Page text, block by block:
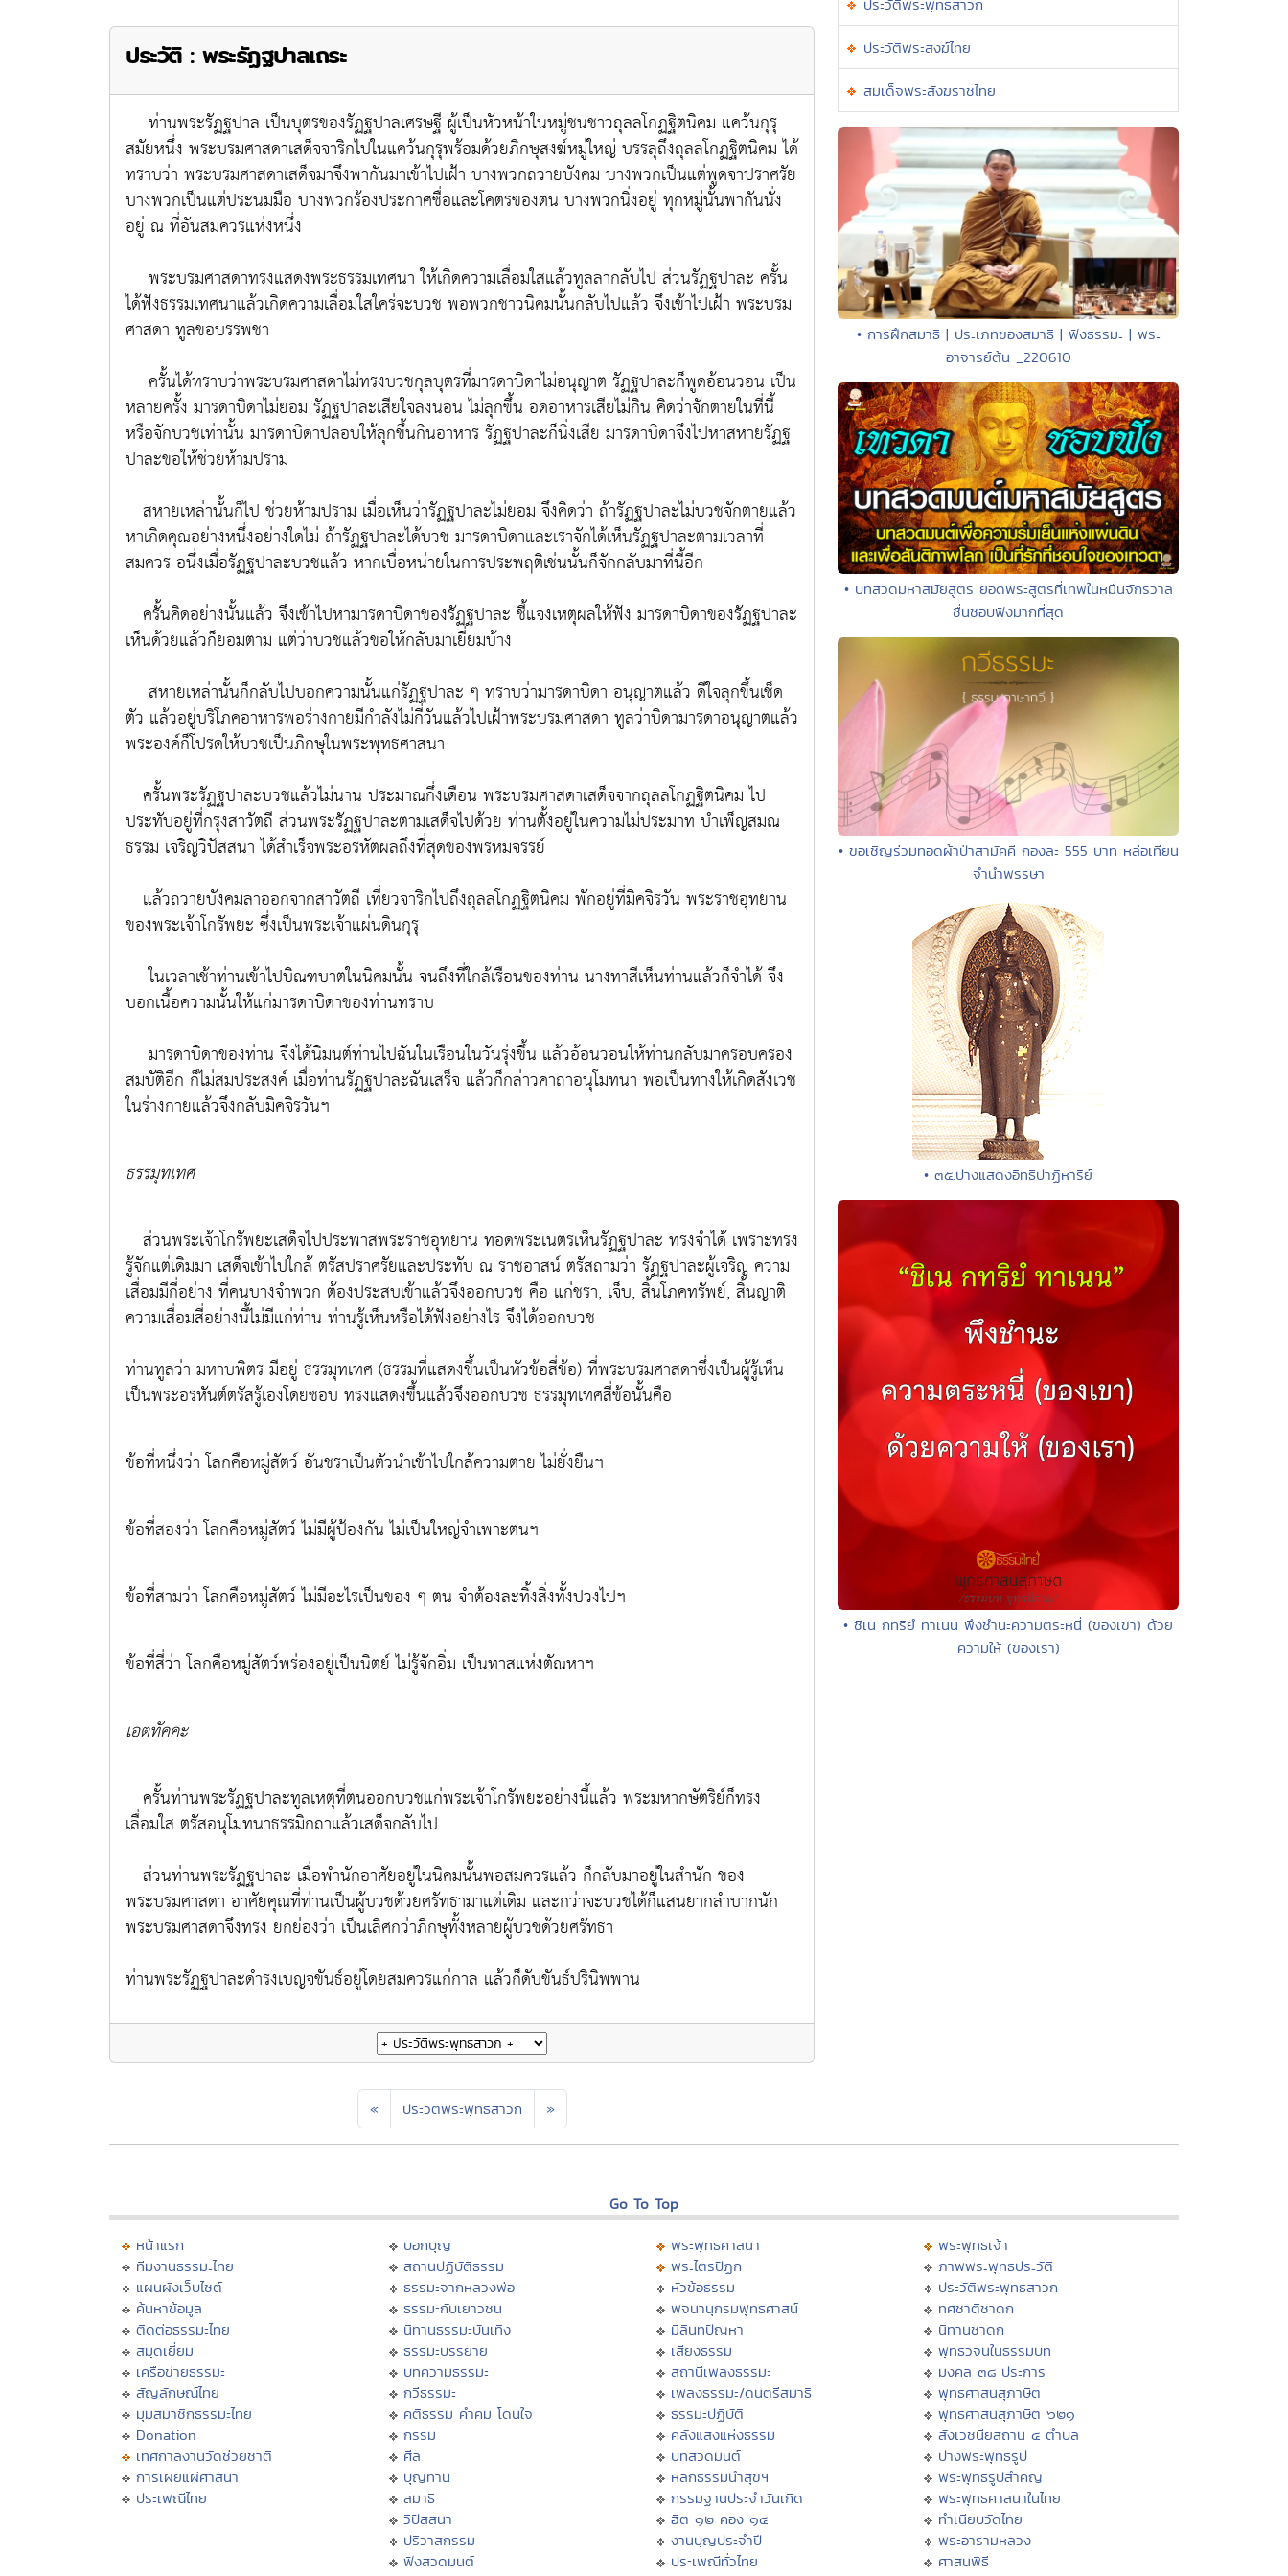
ประวัติ : พระรัฏฐปาลเถระ
ท่านพระรัฏฐปาล เป็นบุตรของรัฏฐปาลเศรษฐี ผู้เป็นหัวหน้าในหมู่ชนชาวถุลลโกฏฐิตนิคม แคว้นกุรุ
สมัยหนึ่ง พระบรมศาสดาเสด็จจาริกไปในแคว้นกุรุพร้อมด้วยภิกษุสงฆ์หมู่ใหญ่ บรรลุถึงถุลลโกฏฐิตนิคม ได้
ทราบว่า พระบรมศาสดาเสด็จมาจึงพากันมาเข้าไปเฝ้า บางพวกถวายบังคม บางพวกเป็นแต่พูดจาปราศรัย
บางพวกเป็นแต่ประนมมือ บางพวกร้องประกาศชื่อและโคตรของตน บางพวกนิ่งอยู่ ทุกหมู่นั้นพากันนั่ง
อยู่ ณ ที่อันสมควรแห่งหนึ่ง
พระบรมศาสดาทรงแสดงพระธรรมเทศนา ให้เกิดความเลื่อมใสแล้วทูลลากลับไป ส่วนรัฏฐปาละ ครั้น
ได้ฟังธรรมเทศนาแล้วเกิดความเลื่อมใสใคร่จะบวช พอพวกชาวนิคมนั้นกลับไปแล้ว จึงเข้าไปเฝ้า พระบรม
ศาสดา ทูลขอบรรพชา
ครั้นได้ทราบว่าพระบรมศาสดาไม่ทรงบวชกุลบุตรที่มารดาบิดาไม่อนุญาต รัฏฐปาละก็พูดอ้อนวอน เป็น
หลายครั้ง มารดาบิดาไม่ยอม รัฏฐปาละเสียใจลงนอน ไม่ลุกขึ้น อดอาหารเสียไม่กิน คิดว่าจักตายในที่นี้
หรือจักบวชเท่านั้น มารดาบิดาปลอบให้ลุกขึ้นกินอาหาร รัฏฐปาละก็นิ่งเสีย มารดาบิดาจึงไปหาสหายรัฏฐ
ปาละขอให้ช่วยห้ามปราม
สหายเหล่านั้นก็ไป ช่วยห้ามปราม เมื่อเห็นว่ารัฏฐปาละไม่ยอม จึงคิดว่า ถ้ารัฏฐปาละไม่บวชจักตายแล้ว
หาเกิดคุณอย่างหนึ่งอย่างใดไม่ ถ้ารัฏฐปาละได้บวช มารดาบิดาและเราจักได้เห็นรัฏฐปาละตามเวลาที่
สมควร อนึ่งเมื่อรัฏฐปาละบวชแล้ว หากเบื่อหน่ายในการประพฤติเช่นนั้นก็จักกลับมาที่นี้อีก
ครั้นคิดอย่างนั้นแล้ว จึงเข้าไปหามารดาบิดาของรัฏฐปาละ ชี้แจงเหตุผลให้ฟัง มารดาบิดาของรัฏฐปาละ
เห็นด้วยแล้วก็ยอมตาม แต่ว่าบวชแล้วขอให้กลับมาเยี่ยมบ้าง
สหายเหล่านั้นก็กลับไปบอกความนั้นแก่รัฏฐปาละ ๆ ทราบว่ามารดาบิดา อนุญาตแล้ว ดีใจลุกขึ้นเช็ด
ตัว แล้วอยู่บริโภคอาหารพอร่างกายมีกำลังไม่กี่วันแล้วไปเฝ้าพระบรมศาสดา ทูลว่าบิดามารดาอนุญาตแล้ว
พระองค์ก็โปรดให้บวชเป็นภิกษุในพระพุทธศาสนา
ครั้นพระรัฏฐปาละบวชแล้วไม่นาน ประมาณกึ่งเดือน พระบรมศาสดาเสด็จจากถุลลโกฏฐิตนิคม ไป
ประทับอยู่ที่กรุงสาวัตถี ส่วนพระรัฏฐปาละตามเสด็จไปด้วย ท่านตั้งอยู่ในความไม่ประมาท บำเพ็ญสมณ
ธรรม เจริญวิปัสสนา ได้สำเร็จพระอรหัตผลถึงที่สุดของพรหมจรรย์
แล้วถวายบังคมลาออกจากสาวัตถี เที่ยวจาริกไปถึงถุลลโกฏฐิตนิคม พักอยู่ที่มิคจิรวัน พระราชอุทยาน
ของพระเจ้าโกรัพยะ ซึ่งเป็นพระเจ้าแผ่นดินกุรุ
ในเวลาเช้าท่านเข้าไปบิณฑบาตในนิคมนั้น จนถึงที่ใกล้เรือนของท่าน นางทาสีเห็นท่านแล้วก็จำได้ จึง
บอกเนื้อความนั้นให้แก่มารดาบิดาของท่านทราบ
มารดาบิดาของท่าน จึงได้นิมนต์ท่านไปฉันในเรือนในวันรุ่งขึ้น แล้วอ้อนวอนให้ท่านกลับมาครอบครอง
สมบัติอีก ก็ไม่สมประสงค์ เมื่อท่านรัฏฐปาละฉันเสร็จ แล้วก็กล่าวคาถาอนุโมทนา พอเป็นทางให้เกิดสังเวช
ในร่างกายแล้วจึงกลับมิคจิรวันฯ
ธรรมุทเทศ
ส่วนพระเจ้าโกรัพยะเสด็จไปประพาสพระราชอุทยาน ทอดพระเนตรเห็นรัฏฐปาละ ทรงจำได้ เพราะทรง
รู้จักแต่เดิมมา เสด็จเข้าไปใกล้ ตรัสปราศรัยและประทับ ณ ราชอาสน์ ตรัสถามว่า รัฏฐปาละผู้เจริญ ความ
เสื่อมมีกี่อย่าง ที่คนบางจำพวก ต้องประสบเข้าแล้วจึงออกบวช คือ แก่ชรา, เจ็บ, สิ้นโภคทรัพย์, สิ้นญาติ
ความเสื่อมสี่อย่างนี้ไม่มีแก่ท่าน ท่านรู้เห็นหรือได้ฟังอย่างไร จึงได้ออกบวช
ท่านทูลว่า มหาบพิตร มีอยู่ ธรรมุทเทศ (ธรรมที่แสดงขึ้นเป็นหัวข้อสี่ข้อ) ที่พระบรมศาสดาซึ่งเป็นผู้รู้เห็น
เป็นพระอรหันต์ตรัสรู้เองโดยชอบ ทรงแสดงขึ้นแล้วจึงออกบวช ธรรมุทเทศสี่ข้อนั้นคือ
ข้อที่หนึ่งว่า โลกคือหมู่สัตว์ อันชราเป็นตัวนำเข้าไปใกล้ความตาย ไม่ยั่งยืนฯ
ข้อที่สองว่า โลกคือหมู่สัตว์ ไม่มีผู้ป้องกัน ไม่เป็นใหญ่จำเพาะตนฯ
ข้อที่สามว่า โลกคือหมู่สัตว์ ไม่มีอะไรเป็นของ ๆ ตน จำต้องละทิ้งสิ่งทั้งปวงไปฯ
ข้อที่สี่ว่า โลกคือหมู่สัตว์พร่องอยู่เป็นนิตย์ ไม่รู้จักอิ่ม เป็นทาสแห่งตัณหาฯ
เอตทัคคะ
ครั้นท่านพระรัฏฐปาละทูลเหตุที่ตนออกบวชแก่พระเจ้าโกรัพยะอย่างนี้แล้ว พระมหากษัตริย์ก็ทรง
เลื่อมใส ตรัสอนุโมทนาธรรมิกถาแล้วเสด็จกลับไป
ส่วนท่านพระรัฏฐปาละ เมื่อพำนักอาศัยอยู่ในนิคมนั้นพอสมควรแล้ว ก็กลับมาอยู่ในสำนัก ของ
พระบรมศาสดา อาศัยคุณที่ท่านเป็นผู้บวชด้วยศรัทธามาแต่เดิม และกว่าจะบวชได้ก็แสนยากลำบากนัก
พระบรมศาสดาจึงทรง ยกย่องว่า เป็นเลิศกว่าภิกษุทั้งหลายผู้บวชด้วยศรัทธา
ท่านพระรัฏฐปาละดำรงเบญจขันธ์อยู่โดยสมควรแก่กาล แล้วก็ดับขันธ์ปรินิพพาน
« ประวัติพระพุทธสาวก »
ประวัติพระพุทธสาวก
ประวัติพระสงฆ์ไทย
สมเด็จพระสังฆราชไทย
• การฝึกสมาธิ | ประเภทของสมาธิ | ฟังธรรมะ | พระ
อาจารย์ต้น _220610
• บทสวดมหาสมัยสูตร ยอดพระสูตรที่เทพในหมื่นจักรวาล
ชื่นชอบฟังมากที่สุด
• ขอเชิญร่วมทอดผ้าป่าสามัคคี กองละ 555 บาท หล่อเทียน
จำนำพรรษา
• ๓๕.ปางแสดงอิทธิปาฏิหาริย์
• ชิเน กทริยํ ทาเนน พึงชำนะความตระหนี่ (ของเขา) ด้วย
ความให้ (ของเรา)
Go To Top
หน้าแรก
ทีมงานธรรมะไทย
แผนผังเว็บไซต์
ค้นหาข้อมูล
ติดต่อธรรมะไทย
สมุดเยี่ยม
เครือข่ายธรรมะ
สัญลักษณ์ไทย
มุมสมาชิกธรรมะไทย
Donation
เทศกาลงานวัดช่วยชาติ
การเผยแผ่ศาสนา
ประเพณีไทย
บอกบุญ
สถานปฏิบัติธรรม
ธรรมะจากหลวงพ่อ
ธรรมะกับเยาวชน
นิทานธรรมะบันเทิง
ธรรมะบรรยาย
บทความธรรมะ
กวีธรรมะ
คติธรรม คำคม โดนใจ
กรรม
ศีล
บุญทาน
สมาธิ
วิปัสสนา
ปริวาสกรรม
ฟังสวดมนต์
พระพุทธศาสนา
พระไตรปิฏก
หัวข้อธรรม
พจนานุกรมพุทธศาสน์
มิลินทปัญหา
เสียงธรรม
สถานีเพลงธรรมะ
เพลงธรรมะ/ดนตรีสมาธิ
ธรรมะปฏิบัติ
คลังแสงแห่งธรรม
บทสวดมนต์
หลักธรรมนำสุขฯ
กรรมฐานประจำวันเกิด
ฮีต ๑๒ คอง ๑๔
งานบุญประจำปี
ประเพณีทั่วไทย
พระพุทธเจ้า
ภาพพระพุทธประวัติ
ประวัติพระพุทธสาวก
ทศชาติชาดก
นิทานชาดก
พุทธวจนในธรรมบท
มงคล ๓๘ ประการ
พุทธศาสนสุภาษิต
พุทธศาสนสุภาษิต ๖๒๑
สังเวชนียสถาน ๔ ตำบล
ปางพระพุทธรูป
พระพุทธรูปสำคัญ
พระพุทธศาสนาในไทย
ทำเนียบวัดไทย
พระอารามหลวง
ศาสนพิธี